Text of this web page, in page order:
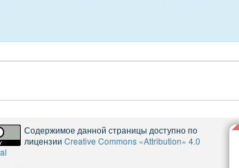
Содержимое данной страницы доступно по
лицензии Creative Commons «Attribution» 4.0